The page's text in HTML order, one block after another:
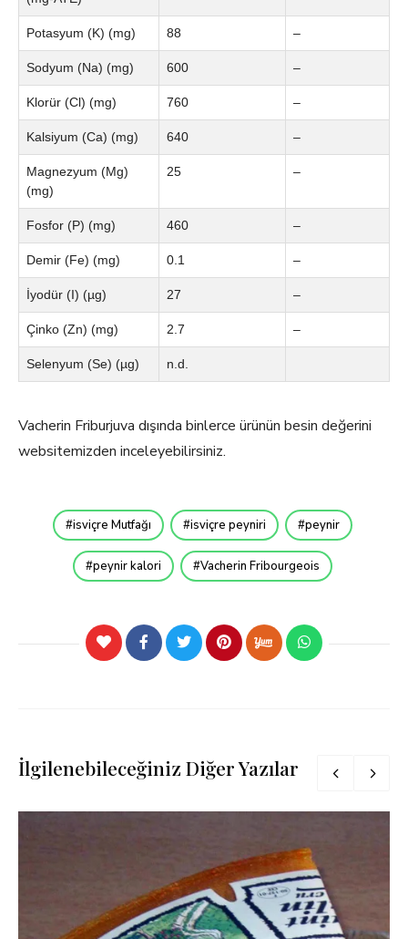
Potasyum (K) (mg) 88 –
Sodyum (Na) (mg) 600 –
Klorür (Cl) (mg) 760 –
Kalsiyum (Ca) (mg) 640 –
Magnezyum (Mg)
(mg)
25 –
Fosfor (P) (mg) 460 –
Demir (Fe) (mg) 0.1 –
İyodür (I) (µg) 27 –
Çinko (Zn) (mg) 2.7 –
Selenyum (Se) (µg) n.d.
Vacherin Friburjuva dışında binlerce ürünün besin değerini
websitemizden inceleyebilirsiniz.
isviçre Mutfağı isviçre peyniri peynir
peynir kalori Vacherin Fribourgeois
İlgilenebileceğiniz Diğer Yazılar